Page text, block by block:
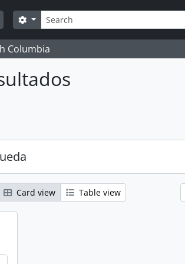
Búsqueda
Search options
Columbia
Card view Table view